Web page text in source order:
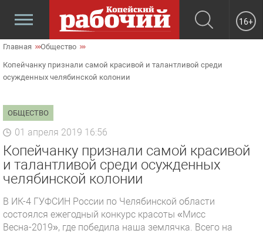
16+
Главная Общество
Копейчанку признали самой красивой и талантливой среди
осужденных челябинской колонии
ОБЩЕСТВО
01 апреля 2019 16:56
Копейчанку признали самой красивой
и талантливой среди осужденных
челябинской колонии
В ИК-4 ГУФСИН России по Челябинской области
состоялся ежегодный конкурс красоты «Мисс
Весна-2019», где победила наша землячка. Всего на